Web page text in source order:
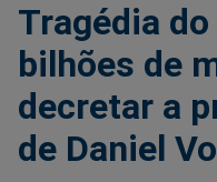
Tragédia
bilhões de
decretar a
de Daniel